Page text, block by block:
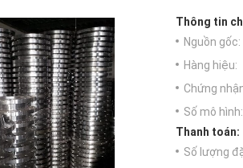
Thông tin
Nguồn gốc:
Hàng hiệu:
Chứng
Số mô hình:
Thanh toán:
Số lượng